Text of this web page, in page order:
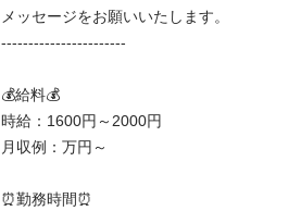
メッセージをお願いいたします。
-----------------------
💰給料💰
時給：1600円～2000円
月収例：万円～
⏰勤務時間⏰